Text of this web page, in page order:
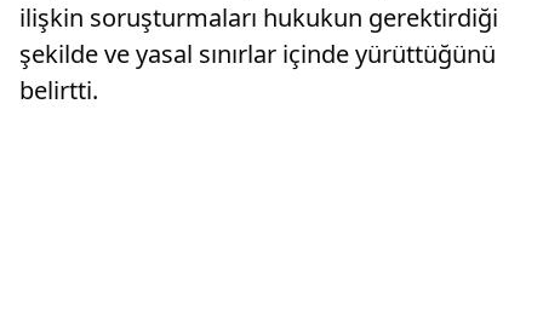
ilişkin soruşturmaları hukukun gerektirdiği
şekilde ve yasal sınırlar içinde yürüttüğünü
belirtti.